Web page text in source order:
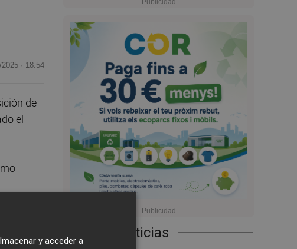
Últimas Noticias
· 18:54
de
el
y acceder a